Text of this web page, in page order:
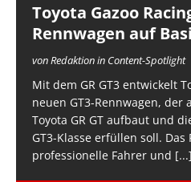
Toyota Gazoo
Rennwagen auf
von Redaktion in Content-Spotlight
Mit dem GR GT3 entwickelt
neuen GT3-Rennwagen,
Toyota GR GT aufbaut und
GT3-Klasse erfüllen soll.
professionelle Fahrer und [...]